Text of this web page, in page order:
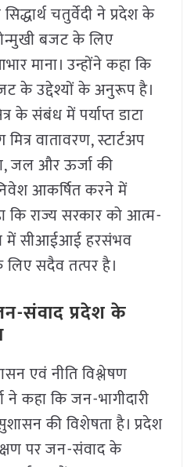
चतुर्वेदी ने प्रदेश के
बजट के लिए
माना। उन्होंने कहा कि
के उद्देश्यों के अनुरूप है।
के संबंध में पर्याप्त डाटा
वातावरण, स्टार्टअप
जल और ऊर्जा की
आकर्षित करने में
कि राज्य सरकार को आत्म-
में सीआईआई हरसंभव
सदैव तत्पर है।
संवाद प्रदेश के
एवं नीति विश्लेषण
ने कहा कि जन-भागीदारी
की विशेषता है। प्रदेश
पर जन-संवाद के